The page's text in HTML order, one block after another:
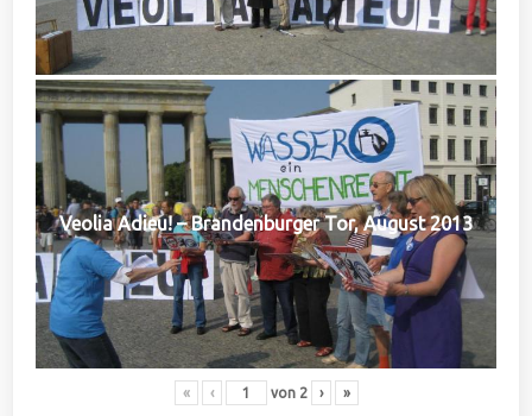
Veolia Adieu! – Brandenburger Tor, August 2013
« ‹ von 2 › »